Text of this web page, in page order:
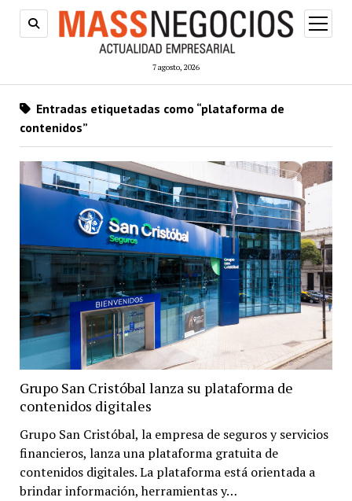
7 agosto, 2026
abrir
menú
Entradas etiquetadas como “plataforma de
contenidos”
Grupo San Cristóbal lanza su plataforma de
contenidos digitales
Grupo San Cristóbal, la empresa de seguros y servicios
financieros, lanza una plataforma gratuita de
contenidos digitales. La plataforma está orientada a
brindar información, herramientas y…